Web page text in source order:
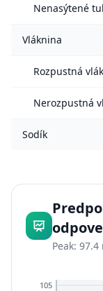
Nenasýtené
Vláknina
Rozpustná
Nerozpustná
Sodík
Peak:
105